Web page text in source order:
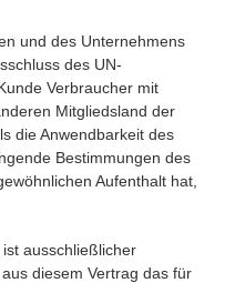
und des Unternehmens
des UN-
Verbraucher mit
Mitgliedsland der
die Anwendbarkeit des
Bestimmungen des
Aufenthalt hat,
ausschließlicher
diesem Vertrag das für